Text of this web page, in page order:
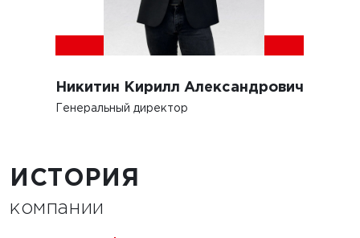
Никитин Кирилл Александрович
Генеральный директор
ИСТОРИЯ
компании